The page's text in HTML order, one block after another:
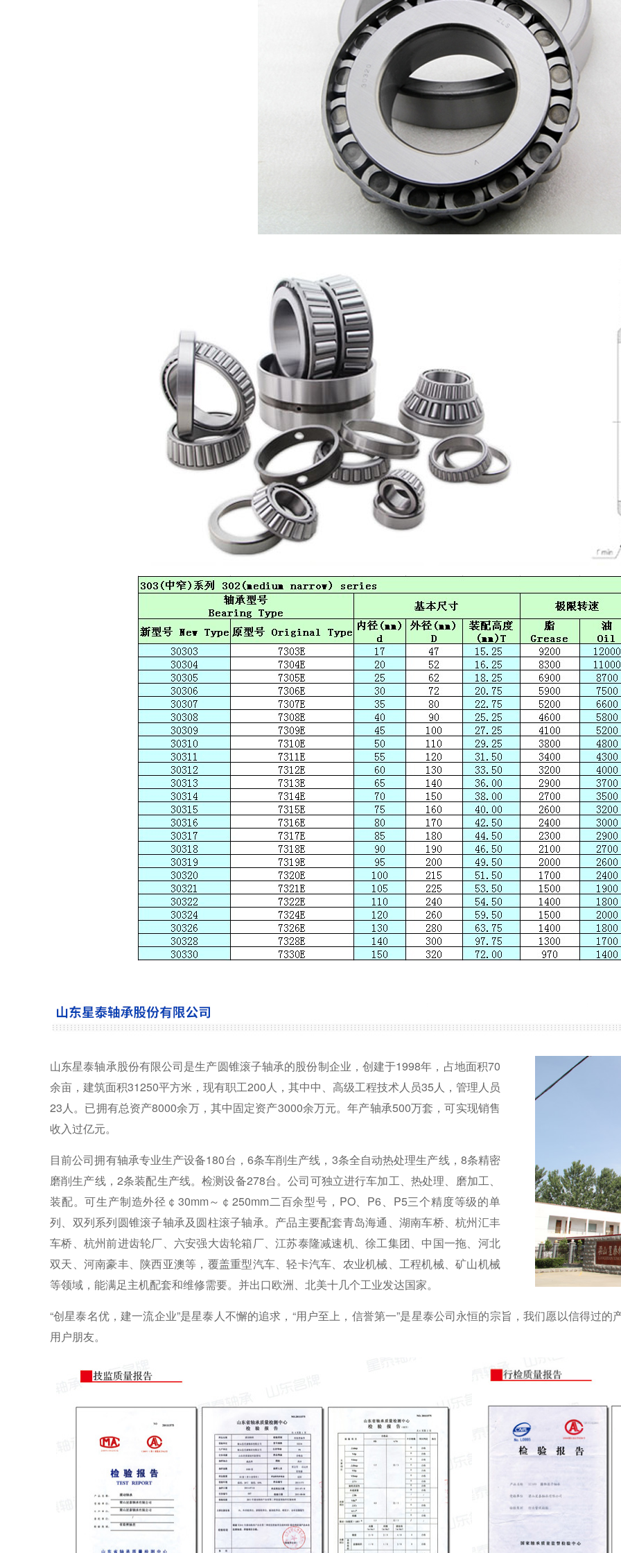
山东星泰轴承股份有限公司是生产圆锥滚子轴承的股份制企业，创建于1998年，占地面积70
余亩，建筑面积31250平方米，现有职工200人，其中中、高级工程技术人员35人，管理人员
23人。已拥有总资产8000余万，其中固定资产3000余万元。年产轴承500万套，可实现销售
收入过亿元。
目前公司拥有轴承专业生产设备180台，6条车削生产线，3条全自动热处理生产线，8条精密
磨削生产线，2条装配生产线。检测设备278台。公司可独立进行车加工、热处理、磨加工、
装配。可生产制造外径￠30mm～￠250mm二百余型号，PO、P6、P5三个精度等级的单
列、双列系列圆锥滚子轴承及圆柱滚子轴承。产品主要配套青岛海通、湖南车桥、杭州汇丰
车桥、杭州前进齿轮厂、六安强大齿轮箱厂、江苏泰隆减速机、徐工集团、中国一拖、河北
双天、河南豪丰、陕西亚澳等，覆盖重型汽车、轻卡汽车、农业机械、工程机械、矿山机械
等领域，能满足主机配套和维修需要。并出口欧洲、北美十几个工业发达国家。
“创星泰名优，建一流企业”是星泰人不懈的追求，“用户至上，信誉第一”是星泰公司永恒的宗旨，我们愿以信得过
用户朋友。